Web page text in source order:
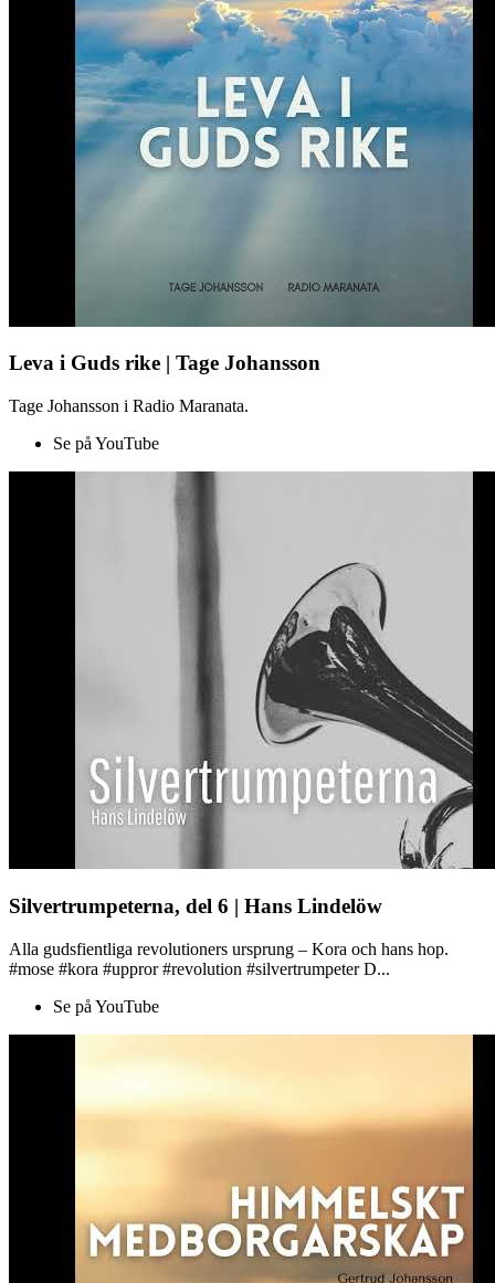
Leva i Guds rike | Tage Johansson
Tage Johansson i Radio Maranata.
Se på YouTube
Silvertrumpeterna, del 6 | Hans Lindelöw
Alla gudsfientliga revolutioners ursprung – Kora och hans hop.
#mose #kora #uppror #revolution #silvertrumpeter D...
Se på YouTube